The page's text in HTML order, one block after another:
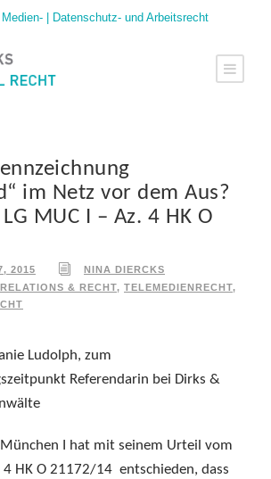
| Datenschutz- und Arbeitsrecht
im Netz vor dem Aus?
MUC I – Az. 4 HK O
2015
NINA DIERCKS
& RECHT, TELEMEDIENRECHT,
Ludolph, zum
Referendarin bei Dirks &
München I hat mit seinem Urteil vom
HK O 21172/14 entschieden, dass